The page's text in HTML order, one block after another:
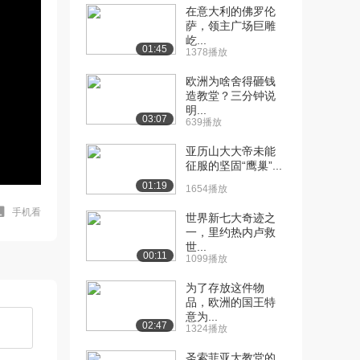
手机看
01:45
在意大利的佛罗伦
萨，领主广场巨雕
屹...
1378播放
03:07
欧洲为啥舍得砸钱
造教堂？三分钟说
明...
639播放
01:19
亚历山大大帝未能
征服的坚固“鹰巢”...
1654播放
00:11
世界新七大奇迹之
一，里约热内卢救
世...
1099播放
02:47
为了存放这件物
品，欧洲的国王特
意为...
1324播放